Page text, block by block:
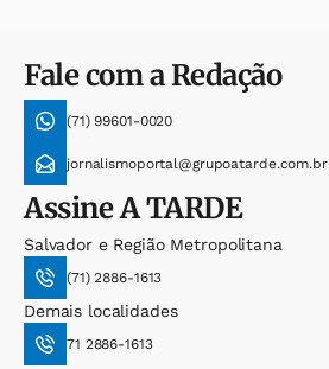
Fale com a Redação
(71) 99601-0020
jornalismoportal@grupoatarde.com.br
AssineA TARDE
Salvador e Região Metropolitana
(71) 2886-1613
Demais localidades
71 2886-1613